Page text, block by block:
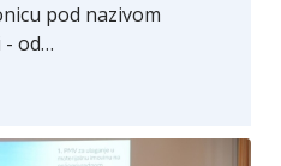
pod nazivom
- od…